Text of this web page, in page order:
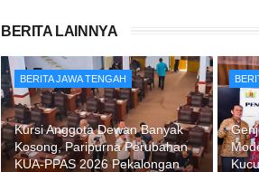
BERITA LAINNYA
BERITA JAWA TENGAH
Kursi Anggota Dewan Banyak
Kosong, Paripurna Perubahan
KUA-PPAS 2026 Pekalongan